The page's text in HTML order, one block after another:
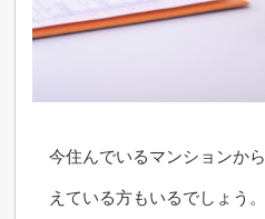
今住んでいるマンションか
えている方もいるでしょう。